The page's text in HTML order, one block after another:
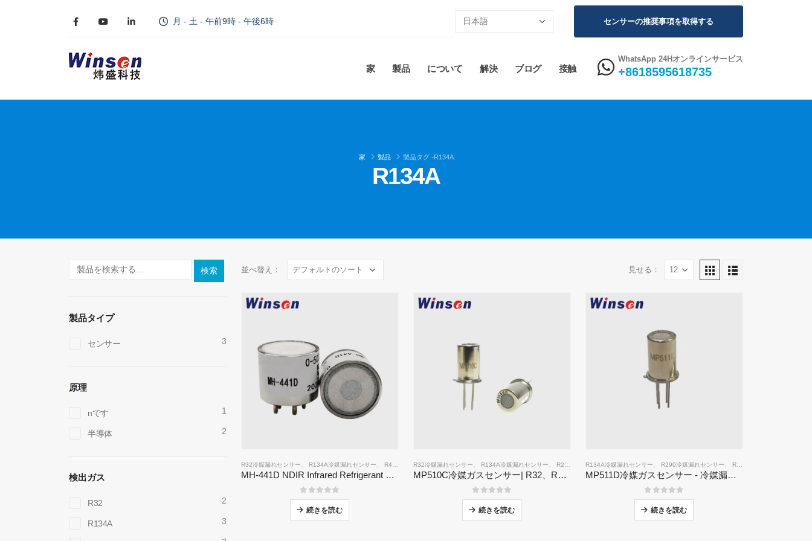
月 - 土 - 午前9時 - 午後6時 センサーの推奨事項を取得する
家 製品 について 解決 ブログ 接触
WhatsApp 24Hオンラインサービス
+8618595618735
家 製品 製品タグ -R134A
R134A
並べ替え： 見せる：
R32冷媒漏れセンサー R134A冷媒漏れセンサー R410A冷媒漏れセンサー 、R454B冷媒漏れセンサー
MH-441D NDIR Infrared Refrigerant Sensor | High Sensitivity | HVAC & Industrial Safety | Long Lifespan
05つのうち
続きを読む
R32冷媒漏れセンサー R134A冷媒漏れセンサー R290冷媒漏れセンサー 、R410A冷媒漏れセンサー
MP510C冷媒ガスセンサー| R32、R134A、R410A、R290の高感度Freonリーク検出
05つのうち
続きを読む
R134A冷媒漏れセンサー R290冷媒漏れセンサー R454B冷媒漏れセンサー
MP511D冷媒ガスセンサー - 冷媒漏れのための半導体ベースのセンサー
05つのうち
続きを読む
検索
製品タイプ
センサー 3
原理
nです 1
半導体 2
検出ガス
R32 2
R134A 3